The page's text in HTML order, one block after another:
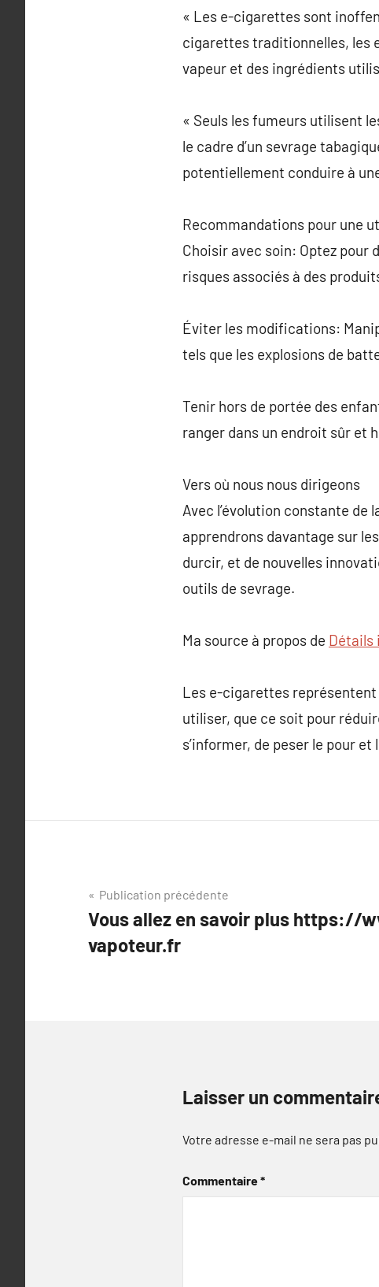
« Les e-cigarettes sont
cigarettes traditionnelles, les
vapeur et des ingrédients
« Seuls les fumeurs utilisent
le cadre d’un sevrage
potentiellement conduire à
Recommandations pour une
Choisir avec soin: Optez
risques associés à des
Éviter les modifications:
tels que les explosions de
Tenir hors de portée des
ranger dans un endroit sûr et
Vers où nous nous dirigeons
Avec l’évolution constante
apprendrons davantage sur
durcir, et de nouvelles
outils de sevrage.
Ma source à propos de Détails
Les e-cigarettes représentent
utiliser, que ce soit pour
s’informer, de peser le pour
Navigation
de
l’article
Publication précédente
Vous allez en savoir plus https://
vapoteur.fr
Laisser un
Votre adresse e-mail ne sera pas
Commentaire*